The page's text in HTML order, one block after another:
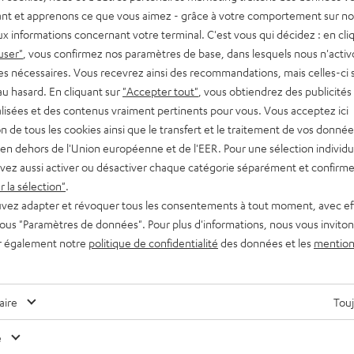
Des conseils pour les rédacteurs de blog ?
et apprenons ce que vous aimez - grâce à votre comportement sur
informations concernant votre terminal. C'est vous qui décidez : en
, vous confirmez nos paramètres de base, dans lesquels nous
nécessaires. Vous recevrez ainsi des recommandations, mais celles-ci
hasard. En cliquant sur "Accepter tout" , vous obtiendrez des publicités
et des contenus vraiment pertinents pour vous. Vous acceptez ici
de tous les cookies ainsi que le transfert et le traitement de vos
dehors de l'Union européenne et de l'EER. Pour une sélection
aussi activer ou désactiver chaque catégorie séparément et
la sélection"
adapter et révoquer tous les consentements à tout moment, avec
"Paramètres de données". Pour plus d'informations, nous vous
également notre politique de confidentialité des données et les